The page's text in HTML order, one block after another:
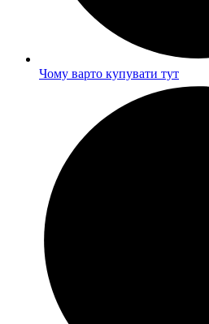
Чому варто купувати тут